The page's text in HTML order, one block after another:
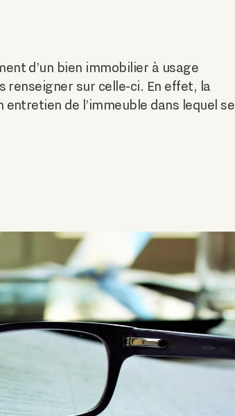
d’un bien immobilier à usage
renseigner sur celle-ci. En effet, la
de l’immeuble dans lequel se